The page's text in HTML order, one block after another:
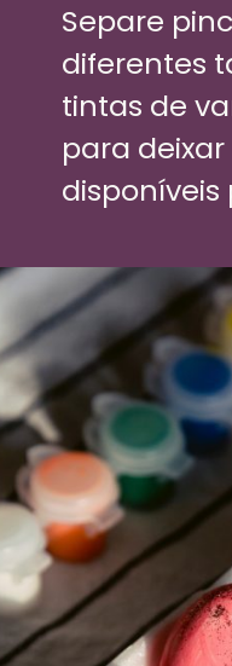
Separe
diferentes
tintas de
para